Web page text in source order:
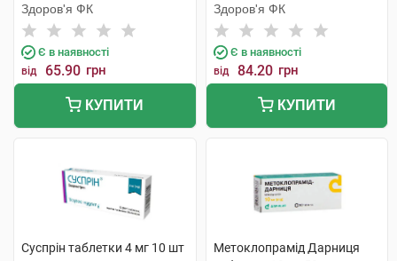
Здоров'я ФК
Є в наявності
від 65.90 грн
КУПИТИ
Здоров'я ФК
Є в наявності
від 84.20 грн
КУПИТИ
Суспрін таблетки 4 мг 10 шт
Метоклопрамід Дарниця